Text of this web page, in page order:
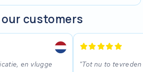
customers
en vlugge
Tot nu to